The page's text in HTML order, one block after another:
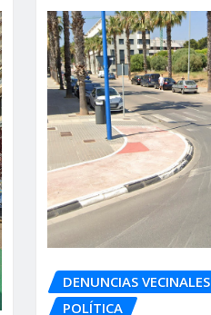
DENUNCIAS VECINALES
POLÍTICA